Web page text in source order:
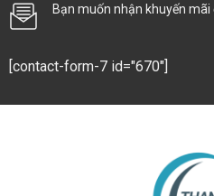
Bạn muốn nhận khuyến mãi
[contact-form-7 id="670"]